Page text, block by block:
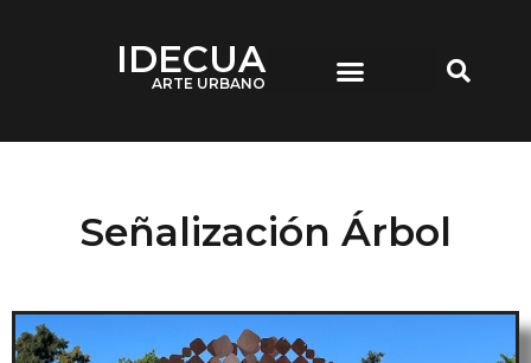
IDECUA
ARTE URBANO
Señalización Árbol